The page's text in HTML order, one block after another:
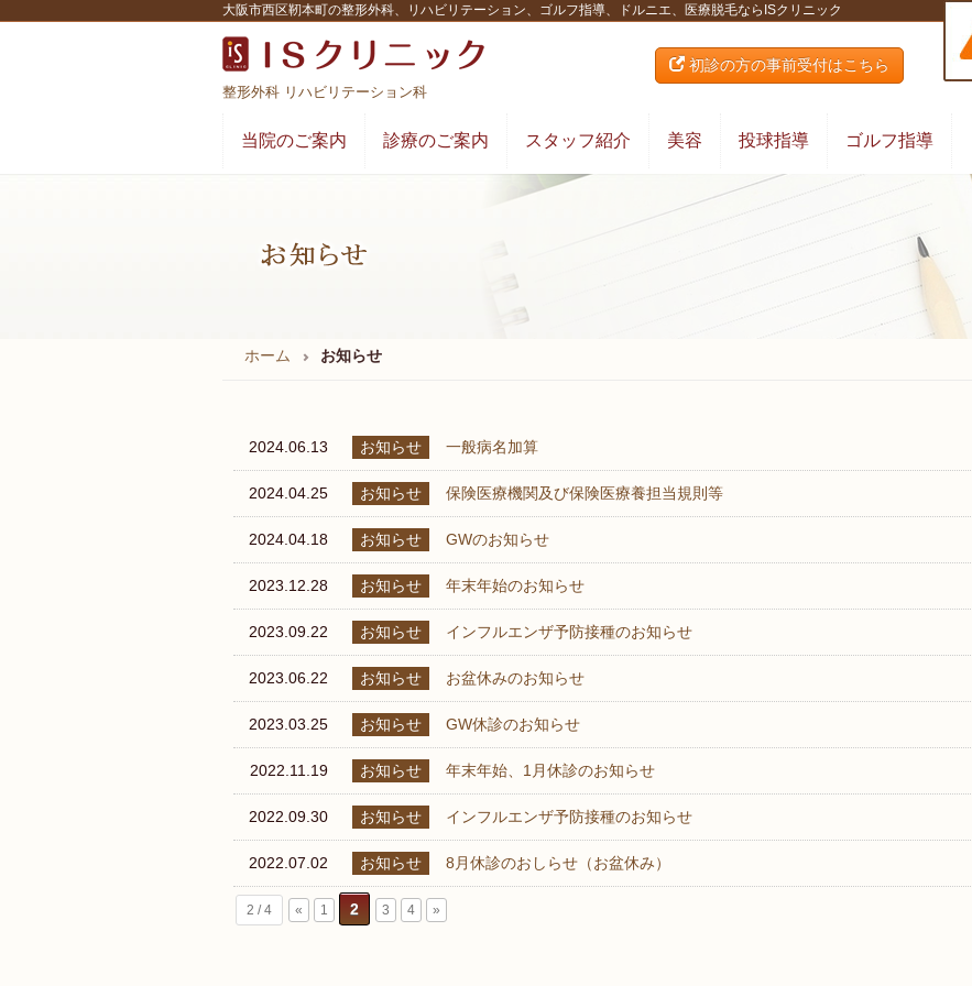
大阪市西区靭本町の整形外科、リハビリテーション、ゴルフ指導、ドルニエ、医療脱毛ならISクリニック
整形外科 リハビリテーション科
初診の方の事前受付はこちら
当院のご案内 診療のご案内 スタッフ紹介 美容 投球指導 ゴルフ指導
ホーム お知らせ
2024.06.13 お知らせ 一般病名加算
2024.04.25 お知らせ 保険医療機関及び保険医療養担当規則等
2024.04.18 お知らせ GWのお知らせ
2023.12.28 お知らせ 年末年始のお知らせ
2023.09.22 お知らせ インフルエンザ予防接種のお知らせ
2023.06.22 お知らせ お盆休みのお知らせ
2023.03.25 お知らせ GW休診のお知らせ
2022.11.19 お知らせ 年末年始、1月休診のお知らせ
2022.09.30 お知らせ インフルエンザ予防接種のお知らせ
2022.07.02 お知らせ 8月休診のおしらせ（お盆休み）
2 / 4 « 1 2 3 4 »